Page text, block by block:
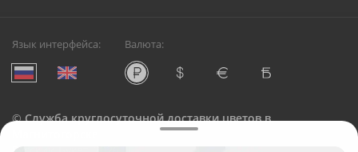
Язык интерфейса: Валюта:
©Служба круглосуточной доставки цветов в